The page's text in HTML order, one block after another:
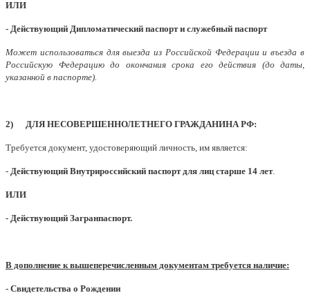
ИЛИ
- Действующий Дипломатический паспорт и служебный паспорт
Может использоваться для выезда из Российской Федерации и въезда в
Российскую Федерацию до окончания срока его действия (до даты,
указанной в паспорте).
2) ДЛЯ НЕСОВЕРШЕННОЛЕТНЕГО ГРАЖДАНИНА РФ:
Требуется документ, удостоверяющий личность, им является:
- Действующий Внутрироссийский паспорт для лиц старше 14 лет.
ИЛИ
- Действующий Загранпаспорт.
В дополнение к вышеперечисленным документам требуется наличие:
- Свидетельства о Рождении